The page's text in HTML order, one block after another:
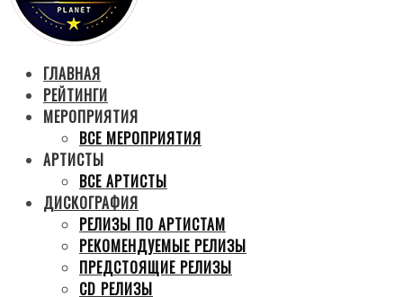
ГЛАВНАЯ
РЕЙТИНГИ
МЕРОПРИЯТИЯ
ВСЕ МЕРОПРИЯТИЯ
АРТИСТЫ
ВСЕ АРТИСТЫ
ДИСКОГРАФИЯ
РЕЛИЗЫ ПО АРТИСТАМ
РЕКОМЕНДУЕМЫЕ РЕЛИЗЫ
ПРЕДСТОЯЩИЕ РЕЛИЗЫ
CD РЕЛИЗЫ